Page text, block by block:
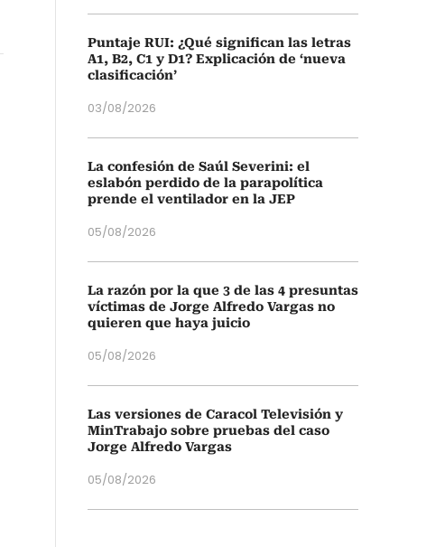
Puntaje RUI: ¿Qué significan las letras
A1, B2, C1 y D1? Explicación de ‘nueva
clasificación’
03/08/2026
La confesión de Saúl Severini: el
eslabón perdido de la parapolítica
prende el ventilador en la JEP
05/08/2026
La razón por la que 3 de las 4 presuntas
víctimas de Jorge Alfredo Vargas no
quieren que haya juicio
05/08/2026
Las versiones de Caracol Televisión y
MinTrabajo sobre pruebas del caso
Jorge Alfredo Vargas
05/08/2026